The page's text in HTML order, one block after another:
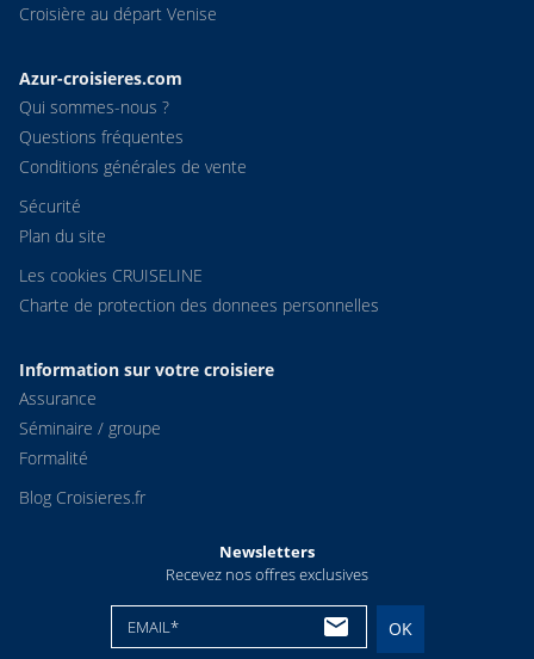
Croisière au départ Venise
Azur-croisieres.com
Qui sommes-nous ?
Questions fréquentes
Conditions générales de vente
Sécurité
Plan du site
Les cookies CRUISELINE
Charte de protection des donnees personnelles
Information sur votre croisiere
Assurance
Séminaire / groupe
Formalité
Blog Croisieres.fr
Newsletters
Recevez nos offres exclusives
EMAIL* OK